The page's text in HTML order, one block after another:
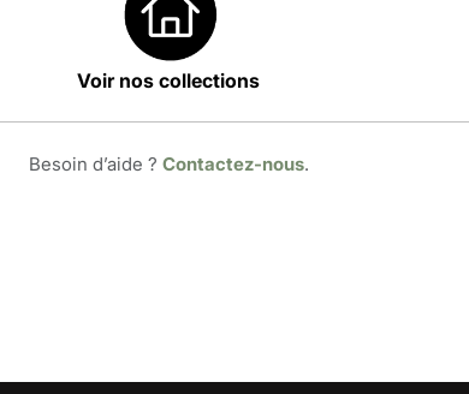
Voir nos collections
Besoin d’aide ? Contactez-nous.